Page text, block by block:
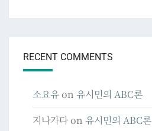
RECENT COMMENTS
소요유on 유시민의 ABC론
지나가다on 유시민의 ABC론